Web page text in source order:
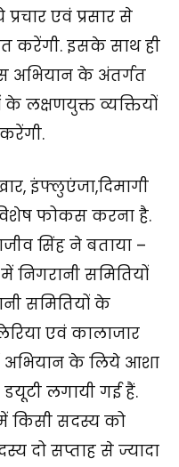
एवं प्रसार से
करेंगी. इसके साथ ही
अभियान के अंतर्गत
के लक्षणयुक्त व्यक्तियों
इंफ्लुएंजा,दिमागी
फोकस करना है.
सिंह ने बताया –
निगरानी समितियों
समितियों के
एवं कालाजार
के लिये आशा
लगायी गई हैं.
में किसी सदस्य को
दो सप्ताह से ज्यादा